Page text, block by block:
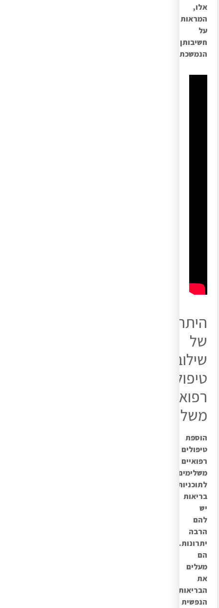
אלו,
המראות
על
חשיבותן
הנמשכת.
היתרונות
של
שילוב
טיפולים
רפואיים
משלימים
הוספת
טיפולים
רפואיים
משלימים
לתוכניות
בריאות
יש
להם
הרבה
יתרונות.
הם
מעלים
את
הבריאות
הנפשית